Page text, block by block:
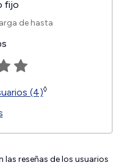
fijo
de hasta
(4)◊
las reseñas de los usuarios